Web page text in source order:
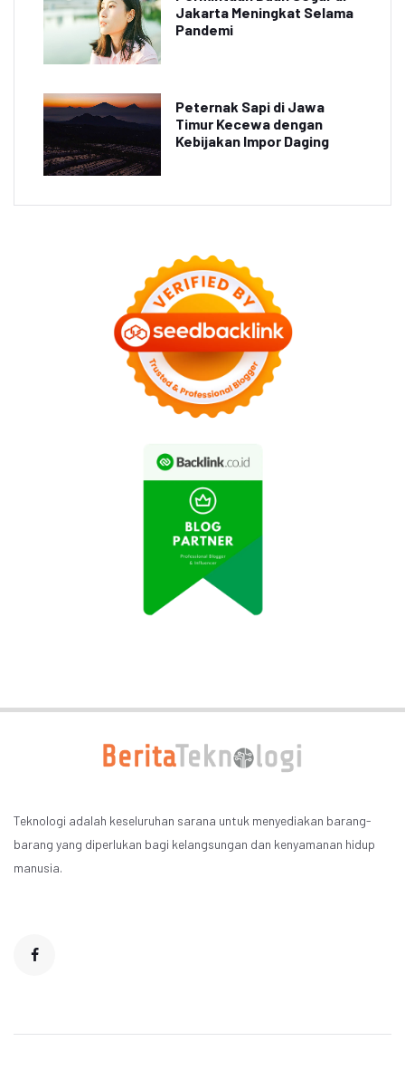
Jakarta Meningkat Selama
Pandemi
Peternak Sapi di Jawa
Timur Kecewa dengan
Kebijakan Impor Daging
Teknologi adalah keseluruhan sarana untuk menyediakan barang-
barang yang diperlukan bagi kelangsungan dan kenyamanan hidup
manusia.